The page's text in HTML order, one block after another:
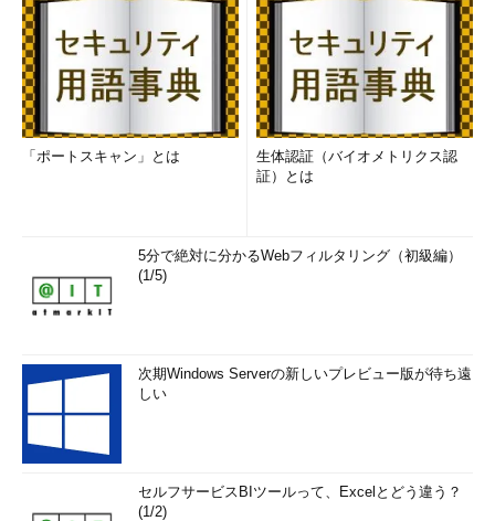
「ポートスキャン」とは
生体認証（バイオメトリクス認
証）とは
5分で絶対に分かるWebフィルタリング（初級編）
(1/5)
次期Windows Serverの新しいプレビュー版が待ち遠
しい
セルフサービスBIツールって、Excelとどう違う？
(1/2)